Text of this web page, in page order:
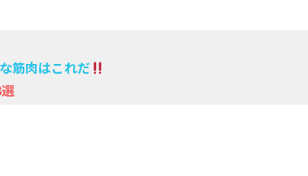
筋肉はこれだ